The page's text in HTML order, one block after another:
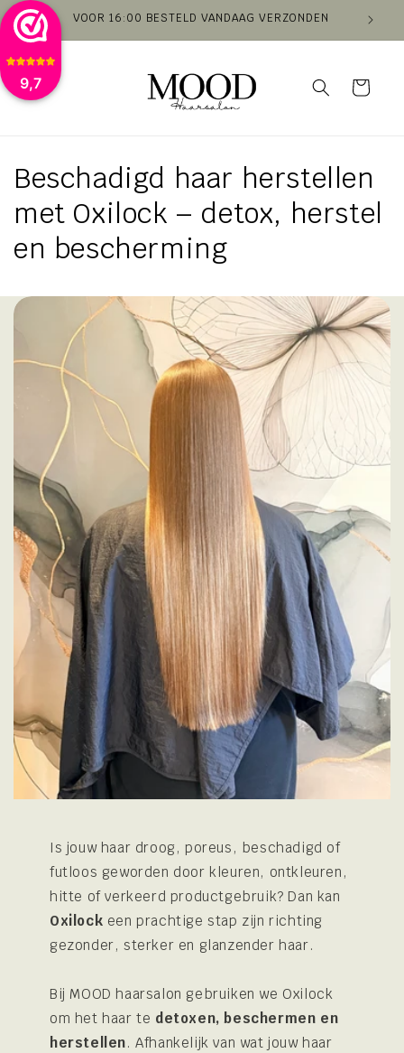
9,7
Meteen
naar de
content
VOOR 16:00 BESTELD VANDAAG VERZONDEN
Winkelwagen
Beschadigd haar herstellen
met Oxilock – detox, herstel
en bescherming
Is jouw haar droog, poreus, beschadigd of
futloos geworden door kleuren, ontkleuren,
hitte of verkeerd productgebruik? Dan kan
Oxilock een prachtige stap zijn richting
gezonder, sterker en glanzender haar.
Bij MOOD haarsalon gebruiken we Oxilock
om het haar te detoxen, beschermen en
herstellen. Afhankelijk van wat jouw haar